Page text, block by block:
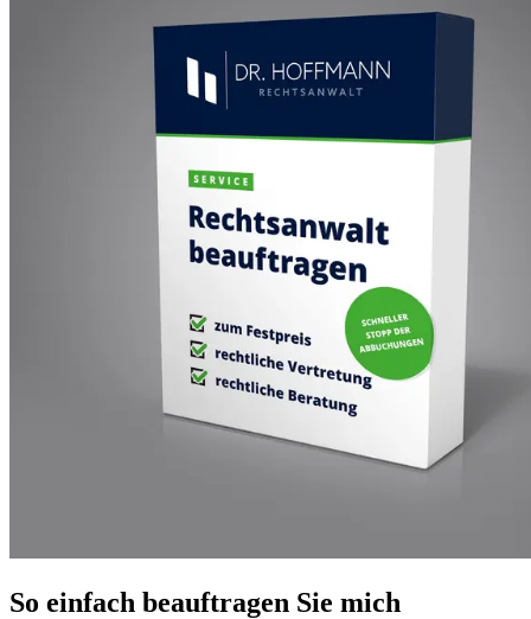
So einfach beauftragen Sie mich